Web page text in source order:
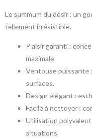
Le summum du désir : un
tellement irrésistible.
Plaisir garanti :
maximale.
Ventouse puissante
surfaces.
Design élégant :
Facile à nettoyer :
Utilisation
situations.